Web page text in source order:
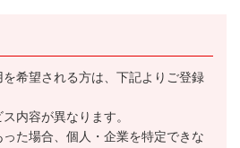
希望される方は、下記よりご登録
内容が異なります。
た場合、個人・企業を特定できな